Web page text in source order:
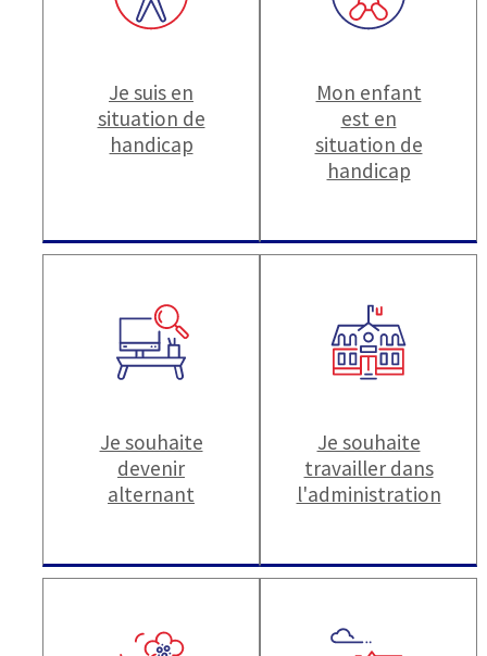
Je suis en
situation de
handicap
Mon enfant
est en
situation de
handicap
Je souhaite
devenir
alternant
Je souhaite
travailler dans
l'administration